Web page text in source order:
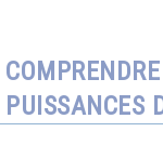
PUISSANCES